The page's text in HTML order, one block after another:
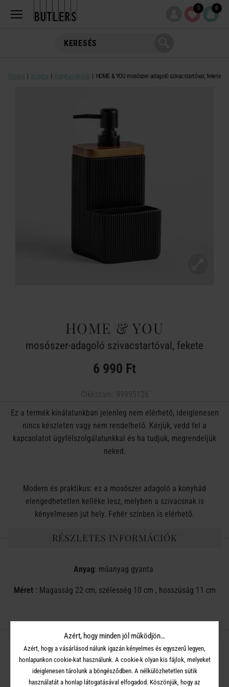
0 0
Főoldal Konyha Konyhai tárolás HOME & YOU mosószer-adagoló szivacstartóval, fekete
HOME & YOU
mosószer-adagoló szivacstartóval, fekete
6 990 Ft
Ez a termék kínálatunkban jelenleg nem elérhető, ideiglenesen
nincs készleten vagy nem rendelhető. Kérjük, vedd fel a
kapcsolatot ügyfélszolgálatunkkal és ha tudjuk, megrendeljük
neked.
Modern és praktikus: ez a mosószer adagoló a konyhád
elengedhetetlen kelléke lesz, melyben a szivacsnak is
kényelmesen jut hely. Fehér színben is elérhető.
RÉSZLETES INFORMÁCIÓK
Anyag: műanyag gyanta
Méret: Magasság 22 cm, szélesség 10 cm , hosszúság 11 cm
OSZD MEG MÁSOKKAL!
Azért, hogy minden jól működjön…
Azért, hogy a vásárlásod nálunk igazán kényelmes és egyszerű legyen,
honlapunkon cookie-kat használunk. A cookie-k olyan kis fájlok, melyeket
ideiglenesen tárolunk a böngésződben. A nélkülözhetetlen sütik
használatát a honlap látogatásával elfogadod. Köszönjük, hogy az